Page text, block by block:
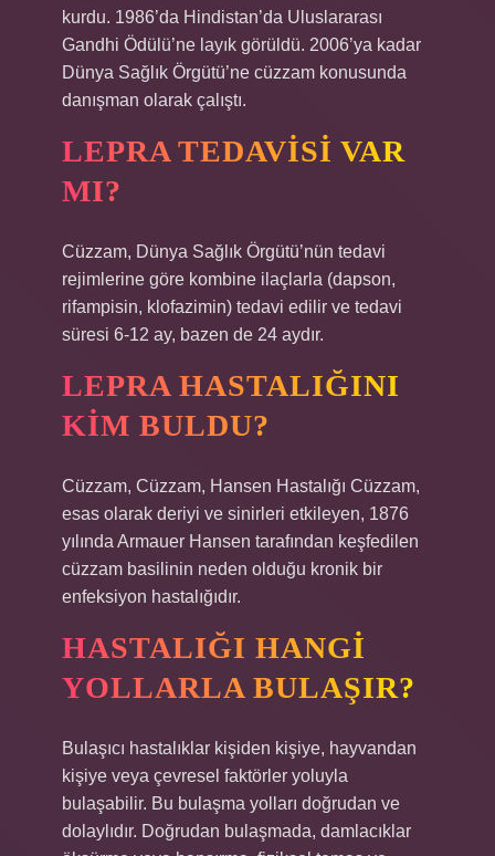
kurdu. 1986’da Hindistan’da Uluslararası
Gandhi Ödülü’ne layık görüldü. 2006’ya kadar
Dünya Sağlık Örgütü’ne cüzzam konusunda
danışman olarak çalıştı.
LEPRA TEDAVISI VAR
MI?
Cüzzam, Dünya Sağlık Örgütü’nün tedavi
rejimlerine göre kombine ilaçlarla (dapson,
rifampisin, klofazimin) tedavi edilir ve tedavi
süresi 6-12 ay, bazen de 24 aydır.
LEPRA HASTALIĞINI
KIM BULDU?
Cüzzam, Cüzzam, Hansen Hastalığı Cüzzam,
esas olarak deriyi ve sinirleri etkileyen, 1876
yılında Armauer Hansen tarafından keşfedilen
cüzzam basilinin neden olduğu kronik bir
enfeksiyon hastalığıdır.
HASTALIĞI HANGI
YOLLARLA BULAŞIR?
Bulaşıcı hastalıklar kişiden kişiye, hayvandan
kişiye veya çevresel faktörler yoluyla
bulaşabilir. Bu bulaşma yolları doğrudan ve
dolaylıdır. Doğrudan bulaşmada, damlacıklar